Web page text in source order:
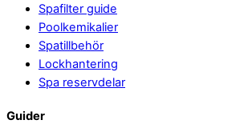
Spafilter guide
Poolkemikalier
Spatillbehör
Lockhantering
Spa reservdelar
Guider